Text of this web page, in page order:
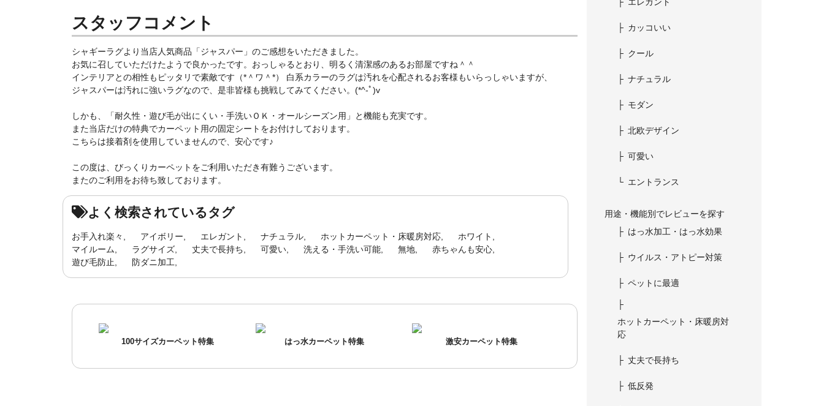
スタッフコメント
シャギーラグより当店人気商品「ジャスパー」のご感想をいただきました。
お気に召していただけたようで良かったです。おっしゃるとおり、明るく清潔感のあるお部屋ですね＾＾
インテリアとの相性もピッタリで素敵です（*＾ワ＾*） 白系カラーのラグは汚れを心配されるお客様もいらっしゃいますが、
ジャスパーは汚れに強いラグなので、是非皆様も挑戦してみてください。(*^-ﾟ)v
しかも、「耐久性・遊び毛が出にくい・手洗いＯＫ・オールシーズン用」と機能も充実です。
また当店だけの特典でカーペット用の固定シートをお付けしております。
こちらは接着剤を使用していませんので、安心です♪
この度は、びっくりカーペットをご利用いただき有難うございます。
またのご利用をお待ち致しております。
よく検索されているタグ
お手入れ楽々 アイボリー エレガント ナチュラル ホットカーペット・床暖房対応
ホワイト
マイルーム
ラグサイズ 丈夫で長持ち 可愛い 洗える・手洗い可能 無地
赤ちゃんも安心
遊び毛防止
防ダニ加工
100サイズカーペット特集 はっ水カーペット特集 激安カーペット特集
カッコいい
クール
ナチュラル
モダン
北欧デザイン
可愛い
エントランス
用途・機能別でレビューを探す
はっ水加工・はっ水効果
ウイルス・アトピー対策
ペットに最適
ホットカーペット・床暖房対
応
丈夫で長持ち
低反発